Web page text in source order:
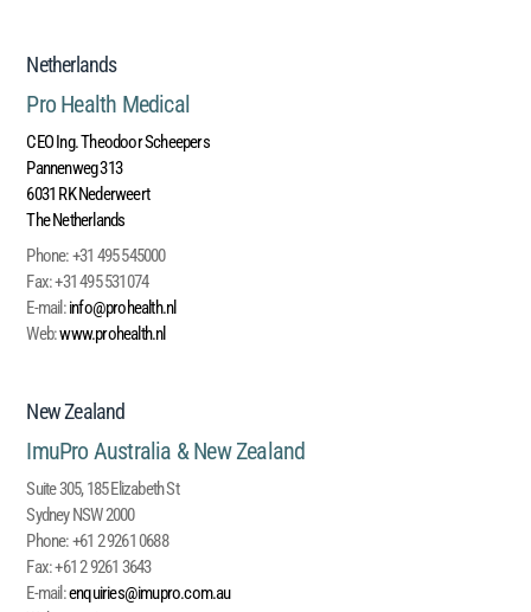
Netherlands
Pro Health Medical
CEO Ing. Theodoor Scheepers
Pannenweg 313
6031 RK Nederweert
The Netherlands
Phone:+31 495 545000
Fax:+31 495 531074
E-mail:info@prohealth.nl
Web:www.prohealth.nl
New Zealand
ImuPro Australia & New Zealand
Suite 305, 185 Elizabeth St
Sydney NSW 2000
Phone:+61 2 9261 0688
Fax:+61 2 9261 3643
E-mail:enquiries@imupro.com.au